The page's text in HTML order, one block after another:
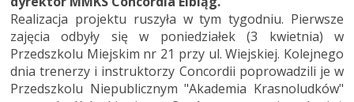
Realizacja projektu ruszyła w tym tygodniu. Pierwsze
zajęcia odbyły się w poniedziałek (3 kwietnia) w
Przedszkolu Miejskim nr 21 przy ul. Wiejskiej. Kolejnego
dnia trenerzy i instruktorzy Concordii poprowadzili je w
Przedszkolu Niepublicznym "Akademia Krasnoludków"